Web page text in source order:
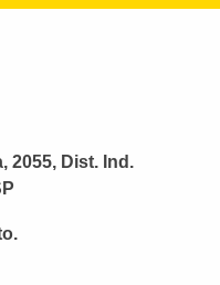
2055, Dist. Ind.